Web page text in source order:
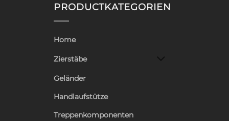
PRODUCTKATEGORIEN
Home
Zierstäbe
Geländer
Handlaufstütze
Treppenkomponenten